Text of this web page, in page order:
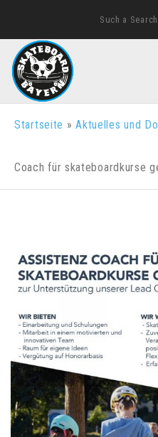
Such a Search
Startseite »Aktuelles und
Coach für skateboardkurse